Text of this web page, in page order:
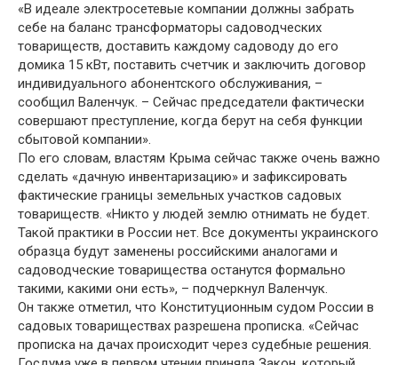
«В идеале электросетевые компании должны забрать
себе на баланс трансформаторы садоводческих
товариществ, доставить каждому садоводу до его
домика 15 кВт, поставить счетчик и заключить договор
индивидуального абонентского обслуживания, –
сообщил Валенчук. – Сейчас председатели фактически
совершают преступление, когда берут на себя функции
сбытовой компании».
По его словам, властям Крыма сейчас также очень важно
сделать «дачную инвентаризацию» и зафиксировать
фактические границы земельных участков садовых
товариществ. «Никто у людей землю отнимать не будет.
Такой практики в России нет. Все документы украинского
образца будут заменены российскими аналогами и
садоводческие товарищества останутся формально
такими, какими они есть», – подчеркнул Валенчук.
Он также отметил, что Конституционным судом России в
садовых товариществах разрешена прописка. «Сейчас
прописка на дачах происходит через судебные решения.